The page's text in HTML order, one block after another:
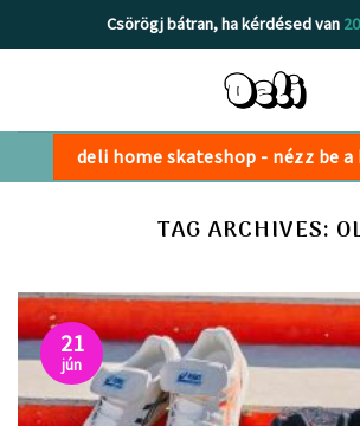
to
Csörögj bátran, ha kérdésed van
deli home skateshop - nézz be
TAG ARCHIVES:
21
jún